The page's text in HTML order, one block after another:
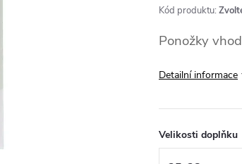
Kód produktu:
Ponožky
Detailní informace
Velikosti doplňku